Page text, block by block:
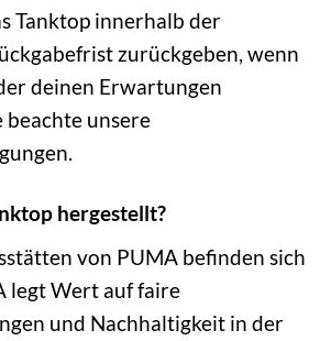
Tanktop innerhalb der
zurückgeben, wenn
deinen Erwartungen
unsere
hergestellt?
von PUMA befinden sich
legt Wert auf faire
und Nachhaltigkeit in der